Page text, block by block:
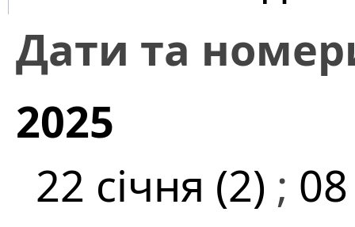
Дати та
2025
22 січня (2) ;